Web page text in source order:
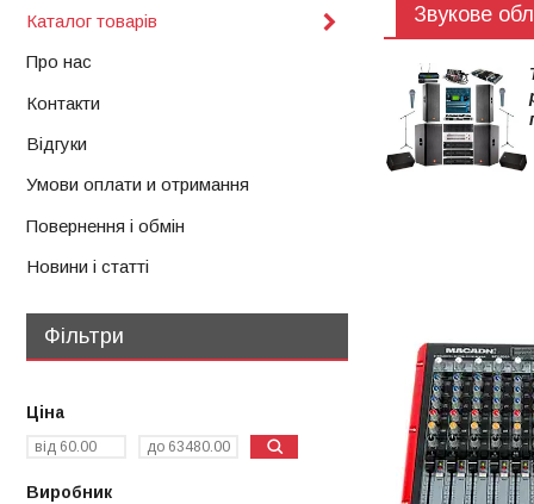
Звукове
Каталог товарів
Про нас
Контакти
Відгуки
Умови оплати и отримання
Повернення і обмін
Новини і статті
Фільтри
Ціна
Виробник